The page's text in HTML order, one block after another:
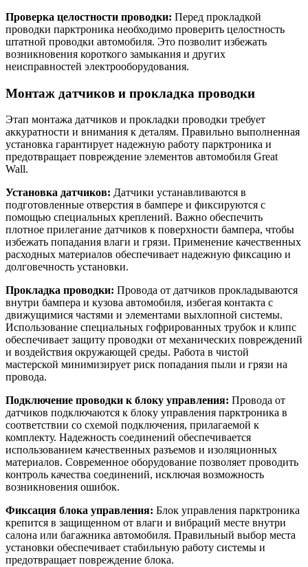
Проверка целостности проводки: Перед прокладкой
проводки парктроника необходимо проверить целостность
штатной проводки автомобиля. Это позволит избежать
возникновения короткого замыкания и других
неисправностей электрооборудования.
Монтаж датчиков и прокладка проводки
Этап монтажа датчиков и прокладки проводки требует
аккуратности и внимания к деталям. Правильно выполненная
установка гарантирует надежную работу парктроника и
предотвращает повреждение элементов автомобиля Great
Wall.
Установка датчиков: Датчики устанавливаются в
подготовленные отверстия в бампере и фиксируются с
помощью специальных креплений. Важно обеспечить
плотное прилегание датчиков к поверхности бампера, чтобы
избежать попадания влаги и грязи. Применение качественных
расходных материалов обеспечивает надежную фиксацию и
долговечность установки.
Прокладка проводки: Провода от датчиков прокладываются
внутри бампера и кузова автомобиля, избегая контакта с
движущимися частями и элементами выхлопной системы.
Использование специальных гофрированных трубок и клипс
обеспечивает защиту проводки от механических повреждений
и воздействия окружающей среды. Работа в чистой
мастерской минимизирует риск попадания пыли и грязи на
провода.
Подключение проводки к блоку управления: Провода от
датчиков подключаются к блоку управления парктроника в
соответствии со схемой подключения, прилагаемой к
комплекту. Надежность соединений обеспечивается
использованием качественных разъемов и изоляционных
материалов. Современное оборудование позволяет проводить
контроль качества соединений, исключая возможность
возникновения ошибок.
Фиксация блока управления: Блок управления парктроника
крепится в защищенном от влаги и вибраций месте внутри
салона или багажника автомобиля. Правильный выбор места
установки обеспечивает стабильную работу системы и
предотвращает повреждение блока.